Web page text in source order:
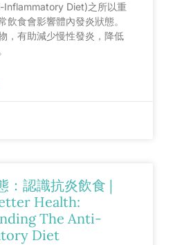
Inflammatory Diet)之所以重
飲食會影響體內發炎狀態。
，有助減少慢性發炎，降低
：認識抗炎飲食 |
Health:
The Anti-
Diet